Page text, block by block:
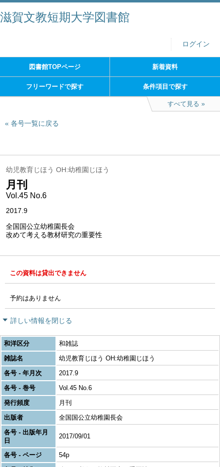
滋賀文教短期大学図書館
ログイン
図書館TOPページ 新着資料
フリーワードで探す 条件項目で探す
すべて見る
各号一覧に戻る
幼児教育じほう OH:幼稚園じほう
月刊
Vol.45 No.6
2017.9
全国国公立幼稚園長会
改めて考える教材研究の重要性
この資料は貸出できません
予約はありません
詳しい情報を閉じる
和洋区分
和雑誌
雑誌名
幼児教育じほう OH:幼稚園じほう
各号 - 年月次
2017.9
各号 - 巻号
Vol.45 No.6
発行頻度
月刊
出版者
全国国公立幼稚園長会
各号 - 出版年月
日
2017/09/01
各号 - ページ
54p